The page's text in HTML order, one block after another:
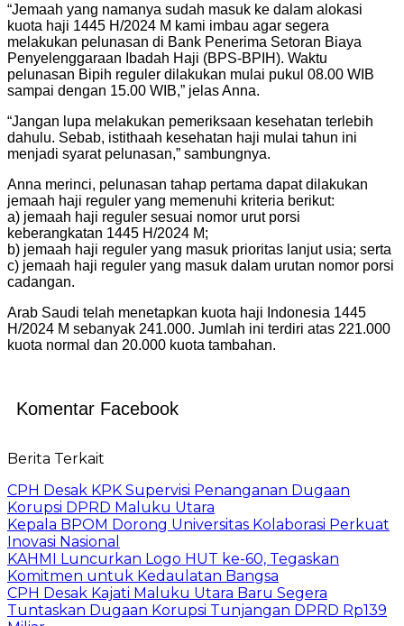
“Jemaah yang namanya sudah masuk ke dalam alokasi
kuota haji 1445 H/2024 M kami imbau agar segera
melakukan pelunasan di Bank Penerima Setoran Biaya
Penyelenggaraan Ibadah Haji (BPS-BPIH). Waktu
pelunasan Bipih reguler dilakukan mulai pukul 08.00 WIB
sampai dengan 15.00 WIB,” jelas Anna.
“Jangan lupa melakukan pemeriksaan kesehatan terlebih
dahulu. Sebab, istithaah kesehatan haji mulai tahun ini
menjadi syarat pelunasan,” sambungnya.
Anna merinci, pelunasan tahap pertama dapat dilakukan
jemaah haji reguler yang memenuhi kriteria berikut:
a) jemaah haji reguler sesuai nomor urut porsi
keberangkatan 1445 H/2024 M;
b) jemaah haji reguler yang masuk prioritas lanjut usia; serta
c) jemaah haji reguler yang masuk dalam urutan nomor porsi
cadangan.
Arab Saudi telah menetapkan kuota haji Indonesia 1445
H/2024 M sebanyak 241.000. Jumlah ini terdiri atas 221.000
kuota normal dan 20.000 kuota tambahan.
Komentar Facebook
Berita Terkait
CPH Desak KPK Supervisi Penanganan Dugaan
Korupsi DPRD Maluku Utara
Kepala BPOM Dorong Universitas Kolaborasi Perkuat
Inovasi Nasional
KAHMI Luncurkan Logo HUT ke-60, Tegaskan
Komitmen untuk Kedaulatan Bangsa
CPH Desak Kajati Maluku Utara Baru Segera
Tuntaskan Dugaan Korupsi Tunjangan DPRD Rp139